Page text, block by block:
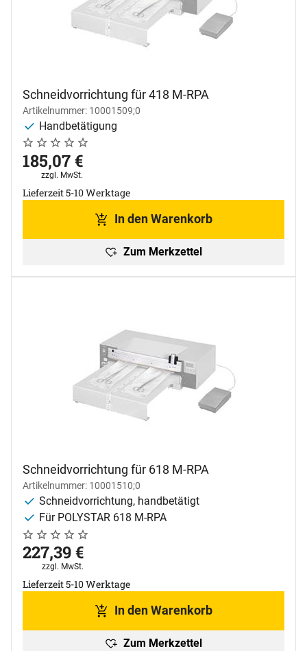
Schneidvorrichtung für 418 M-RPA
Artikelnummer: 10001509;0
Handbetätigung
Noch keine Bewertungen abgegeben
0 Bewertungen
185,07€
Steuerhinweis:
zzgl. MwSt.
Lieferzeit 5-10 Werktage
In den Warenkorb
Zum Merkzettel
Schneidvorrichtung für 618 M-RPA
Artikelnummer: 10001510;0
Schneidvorrichtung, handbetätigt
Für POLYSTAR 618 M-RPA
Noch keine Bewertungen abgegeben
0 Bewertungen
227,39€
Steuerhinweis:
zzgl. MwSt.
Lieferzeit 5-10 Werktage
In den Warenkorb
Zum Merkzettel